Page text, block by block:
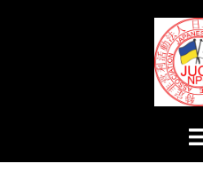
ト